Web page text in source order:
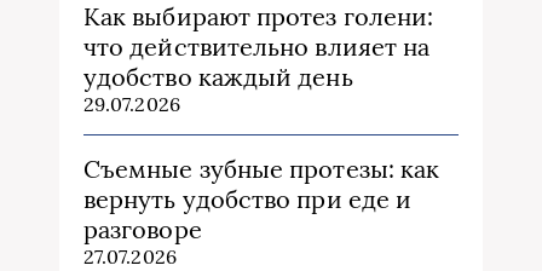
Как выбирают протез голени:
что действительно влияет на
удобство каждый день
29.07.2026
Съемные зубные протезы: как
вернуть удобство при еде и
разговоре
27.07.2026